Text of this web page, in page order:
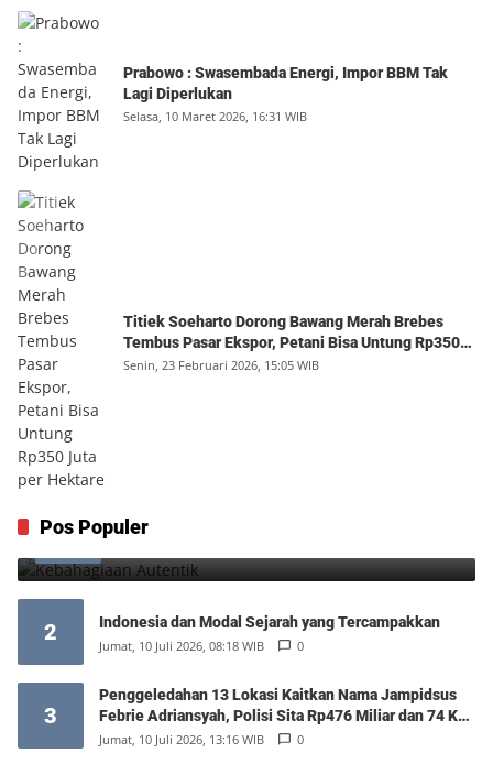
Prabowo : Swasembada Energi, Impor BBM Tak
Lagi Diperlukan
Selasa, 10 Maret 2026, 16:31 WIB
Titiek Soeharto Dorong Bawang Merah Brebes
Tembus Pasar Ekspor, Petani Bisa Untung Rp350
Juta per Hektare
Senin, 23 Februari 2026, 15:05 WIB
Pos Populer
1 Kebahagiaan Autentik
2 Indonesia dan Modal Sejarah yang Tercampakkan
Jumat, 10 Juli 2026, 08:18 WIB 0
3
Penggeledahan 13 Lokasi Kaitkan Nama Jampidsus
Febrie Adriansyah, Polisi Sita Rp476 Miliar dan 74 Kg
Emas
Jumat, 10 Juli 2026, 13:16 WIB 0